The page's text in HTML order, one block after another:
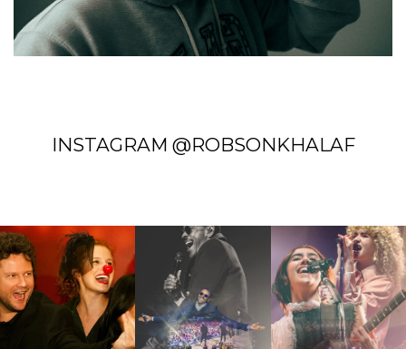
INSTAGRAM @ROBSONKHALAF